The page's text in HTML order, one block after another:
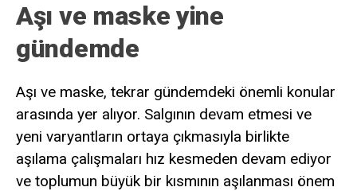
GÜNDEM
POLITIKA
DÜNYA
SPOR
Aşı ve maske yine
gündemde
Aşı ve maske, tekrar gündemdeki önemli konular
arasında yer alıyor. Salgının devam etmesi ve
yeni varyantların ortaya çıkmasıyla birlikte
aşılama çalışmaları hız kesmeden devam ediyor
ve toplumun büyük bir kısmının aşılanması önem